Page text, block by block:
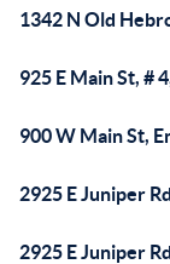
1342 N Old
925 E Main St, #
900 W Main St,
2925 E Juniper
2925 E Juniper